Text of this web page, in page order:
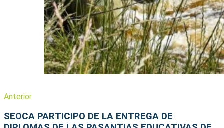
Anterior
SEOCA PARTICIPO DE LA ENTREGA DE